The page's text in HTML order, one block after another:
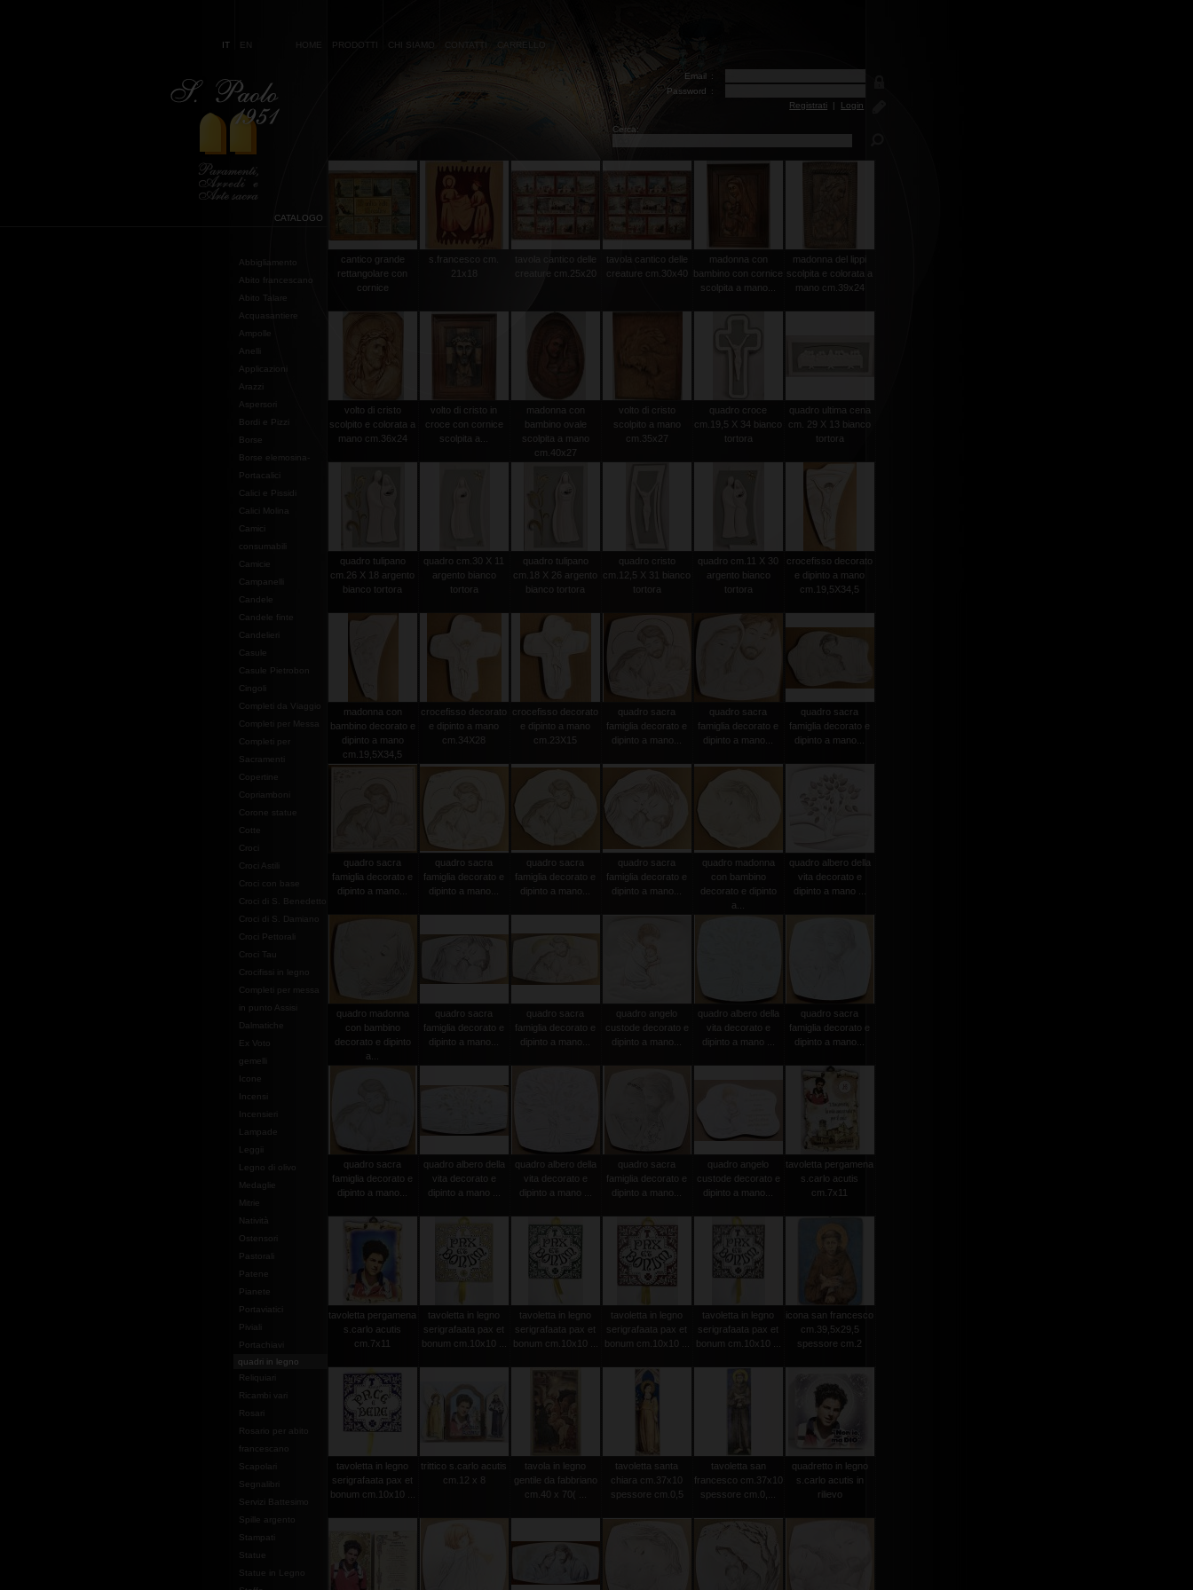
IT EN HOME PRODOTTI CHI SIAMO CONTATTI
Email :
Password
:
Registrati | Login
Cerca:
CATALOGO
Abbigliamento
Abito francescano
Abito Talare
Acquasantiere
Ampolle
Anelli
Applicazioni
Arazzi
Aspersori
Bordi e Pizzi
Borse
Borse elemosina-
Portacalici
Calici e Pissidi
Calici Molina
Camici
consumabili
Camicie
Campanelli
Candele
Candele finte
Candelieri
Casule
Casule Pietrobon
Cingoli
Completi da Viaggio
Completi per Messa
Completi per
Sacramenti
Copertine
Copriamboni
Corone statue
Cotte
Croci
Croci Astili
Croci con base
Croci di S. Benedetto
Croci di S. Damiano
Croci Pettorali
Croci Tau
Crocifissi in legno
Completi per messa
in punto Assisi
Dalmatiche
Ex Voto
gemelli
Icone
Incensi
Incensieri
Lampade
Leggii
Legno di olivo
Medaglie
Mitrie
Natività
Ostensori
Pastorali
Patene
Pianete
Portaviatici
Piviali
Portachiavi
quadri in legno
Reliquiari
Ricambi vari
Rosari
Rosario per abito
francescano
Scapolari
Segnalibri
Servizi Battesimo
Spille argento
Stampati
Statue
Statue in Legno
cantico grande
rettangolare con
cornice
s.francesco cm.
21x18
tavola cantico delle
creature cm.25x20
tavola cantico delle
creature cm.30x40
madonna con
bambino con cornice
scolpita a mano...
madonna del lippi
scolpita e colorata a
mano cm.39x24
volto di cristo
scolpito e colorata a
mano cm.36x24
volto di cristo in
croce con cornice
scolpita a...
madonna con
bambino ovale
scolpita a mano
cm.40x27
volto di cristo
scolpito a mano
cm.35x27
quadro croce
cm.19,5 X 34 bianco
tortora
quadro ultima cena
cm. 29 X 13 bianco
tortora
quadro tulipano
cm.26 X 18 argento
bianco tortora
quadro cm.30 X 11
argento bianco
tortora
quadro tulipano
cm.18 X 26 argento
bianco tortora
quadro cristo
cm.12,5 X 31 bianco
tortora
quadro cm.11 X 30
argento bianco
tortora
crocefisso decorato
e dipinto a mano
cm.19,5X34,5
madonna con
bambino decorato e
dipinto a mano
cm.19,5X34,5
crocefisso decorato
e dipinto a mano
cm.34X28
crocefisso decorato
e dipinto a mano
cm.23X15
quadro sacra
famiglia decorato e
dipinto a mano...
quadro sacra
famiglia decorato e
dipinto a mano...
quadro sacra
famiglia decorato e
dipinto a mano...
quadro sacra
famiglia decorato e
dipinto a mano...
quadro sacra
famiglia decorato e
dipinto a mano...
quadro sacra
famiglia decorato e
dipinto a mano...
quadro sacra
famiglia decorato e
dipinto a mano...
quadro madonna
con bambino
decorato e dipinto
a...
quadro albero della
vita decorato e
dipinto a mano ...
quadro madonna
con bambino
decorato e dipinto
a...
quadro sacra
famiglia decorato e
dipinto a mano...
quadro sacra
famiglia decorato e
dipinto a mano...
quadro angelo
custode decorato e
dipinto a mano...
quadro albero della
vita decorato e
dipinto a mano ...
quadro sacra
famiglia decorato e
dipinto a mano...
quadro sacra
famiglia decorato e
dipinto a mano...
quadro albero della
vita decorato e
dipinto a mano ...
quadro albero della
vita decorato e
dipinto a mano ...
quadro sacra
famiglia decorato e
dipinto a mano...
quadro angelo
custode decorato e
dipinto a mano...
tavoletta pergamena
s.carlo acutis
cm.7x11
tavoletta pergamena
s.carlo acutis
cm.7x11
tavoletta in legno
serigrafaata pax et
bonum cm.10x10 ...
tavoletta in legno
serigrafaata pax et
bonum cm.10x10 ...
tavoletta in legno
serigrafaata pax et
bonum cm.10x10 ...
tavoletta in legno
serigrafaata pax et
bonum cm.10x10 ...
icona san francesco
cm.39,5x29,5
spessore cm.2
tavoletta in legno
serigrafaata pax et
bonum cm.10x10 ...
trittico s.carlo acutis
cm.12 x 8
tavola in legno
gentile da fabbriano
cm.40 x 70( ...
tavoletta santa
chiara cm.37x10
spessore cm.0,5
tavoletta san
francesco cm.37x10
spessore cm.0,...
quadretto in legno
s.carlo acutis in
rilievo